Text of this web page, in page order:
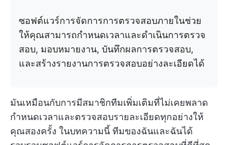
ซอฟต์แวร์การจัดการการตรวจสอบภายในช่วย
ให้คุณสามารถกำหนดเวลาและดำเนินการตรวจ
สอบ, มอบหมายงาน, บันทึกผลการตรวจสอบ,
และสร้างรายงานการตรวจสอบอย่างละเอียดได้
มันเหมือนกับการมีสมาชิกทีมเพิ่มเติมที่ไม่เคยพลาด
กำหนดเวลาและตรวจสอบรายละเอียดทุกอย่างให้
คุณสองครั้ง ในบทความนี้ ทีมของฉันและฉันได้